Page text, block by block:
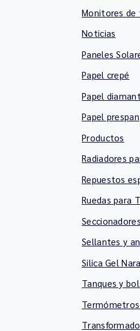
Monitores de
Noticias
Paneles
Papel crepé
Papel
Papel prespan
Productos
Radiadores
Repuestos
Ruedas para
Seccionadores
Sellantes y
Silica Gel
Tanques y